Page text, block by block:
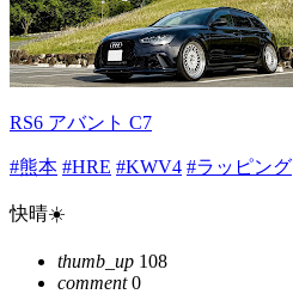
RS6 アバント C7
#熊本 #HRE #KWV4 #ラッピング
快晴☀️
thumb_up 108
comment0